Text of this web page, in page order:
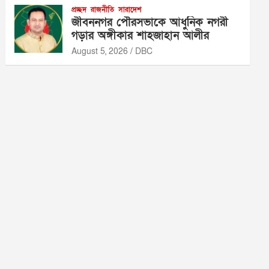
প্রচ্ছদ রাজনীতি সারাদেশ
জীবননগর পৌরসভাকে আধুনিক নগরী
গড়ার অঙ্গীকার শাহজাহান আলীর
August 5, 2026 DBC